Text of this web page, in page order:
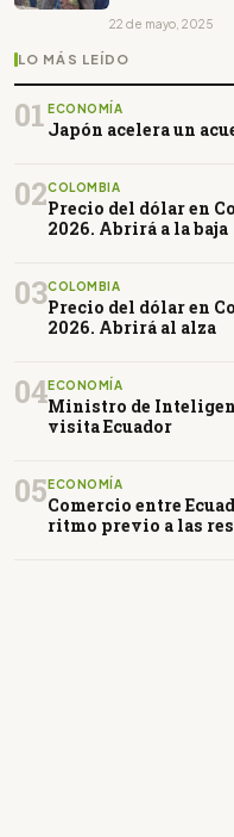
22 de mayo, 2025
LO MÁS LEÍDO
01 ECONOMÍA
Japón acelera un
02COLOMBIA
Precio del dólar en
2026. Abrirá a la baja
03COLOMBIA
Precio del dólar en
2026. Abrirá al alza
04ECONOMÍA
Ministro de
visita Ecuador
05ECONOMÍA
Comercio entre
ritmo previo a las